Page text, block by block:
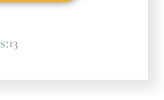
13